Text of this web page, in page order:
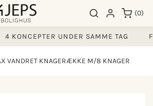
Søgeresultater
Log ind (0)
0
varer
4 KONCEPTER UNDER SAMME TAG
VANDRET KNAGERÆKKE M/8 KNAGER